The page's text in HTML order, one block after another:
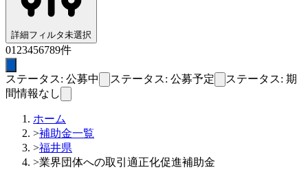
詳細フィルタ未選択
01 23456789件
ステータス: 公募中 ステータス: 公募予定
ステータス: 期
間情報なし
ホーム
>補助金一覧
>福井県
>業界団体への取引適正化促進補助金